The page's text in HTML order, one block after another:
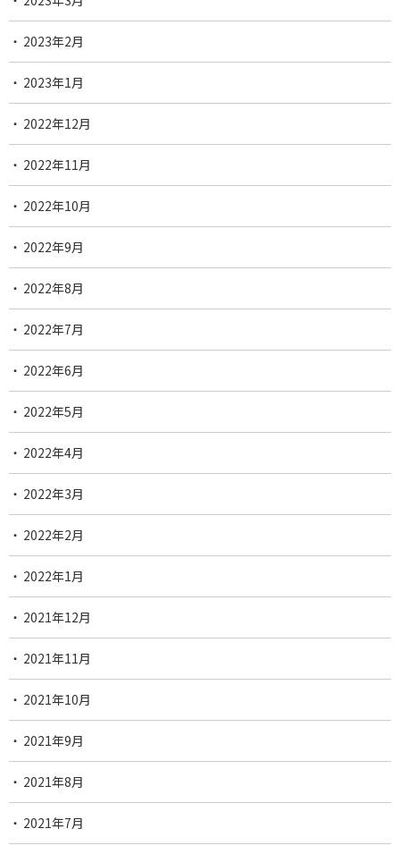
2023年2月
2023年1月
2022年12月
2022年11月
2022年10月
2022年9月
2022年8月
2022年7月
2022年6月
2022年5月
2022年4月
2022年3月
2022年2月
2022年1月
2021年12月
2021年11月
2021年10月
2021年9月
2021年8月
2021年7月